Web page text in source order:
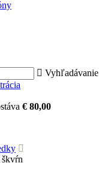
Vyhľadávanie
€ 80,00
škvŕn